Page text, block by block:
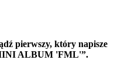
pierwszy, który napisze
ALBUM 'FML'”.